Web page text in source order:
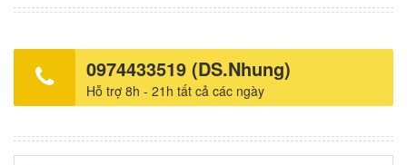
quanh khớp vai, đau lưng. Liệt co cứng trong các bệnh: bệnh
chứng sau phẫu thuật (bao gồm u não tủy), di chứng do chấn
thương (chấn thương cột sống, tổn thương đầu), xơ cứng cột bên
teo cơ, liệt não, thoái hóa tủy sống tiểu não, b Liều dùng của
Người lớn 3 viên/ngày chia 3 lần, sau mỗi bữa ăn. Chỉnh liều theo
tuổi và mức độ bệnh. Sản xuất: Savipharm việt nam. Giá bán:
0974433519 (DS.Nhung)
Hỗ trợ 8h - 21h tất cả các ngày